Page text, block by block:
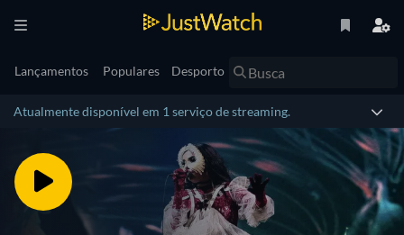
Lançamentos Populares Desporto
Atualmente disponível em 1 serviço de streaming.